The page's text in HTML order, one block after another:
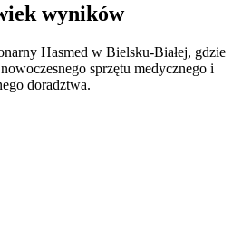
wyników
Hasmed w Bielsku-Białej, gdzie
sprzętu medycznego i
doradztwa.